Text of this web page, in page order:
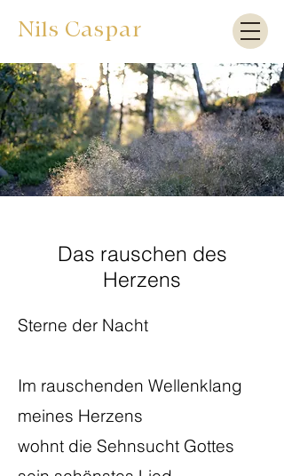
Nils Caspar
Das rauschen des
Herzens
Sterne der Nacht
Im rauschenden Wellenklang
meines Herzens
wohnt die Sehnsucht Gottes